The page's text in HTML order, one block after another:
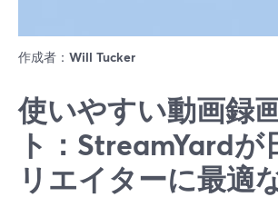
作成者： Will Tucker
使いやすい動画録
ト：StreamYardが
リエイターに最適